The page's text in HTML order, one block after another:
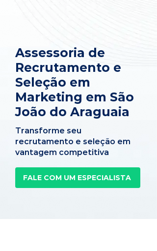
Assessoria de
Recrutamento e
Seleção em
Marketing em São
João do Araguaia
Transforme seu
recrutamento e seleção em
vantagem competitiva
FALE COM UM ESPECIALISTA